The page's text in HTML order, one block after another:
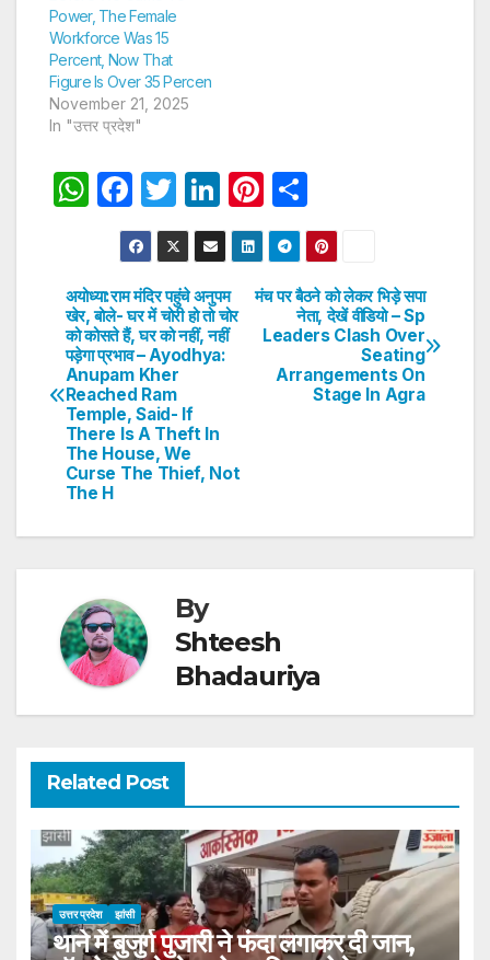
Power, The Female
Workforce Was 15
Percent, Now That
Figure Is Over 35 Percen
November 21, 2025
In "उत्तर प्रदेश"
W
s
A
p
p
F
a
c
e
b
o
o
k
T
w
itt
er
Li
n
k
e
dI
n
Pi
nt
er
e
st
h
ar
e
Post
navigation
मंच पर बैठने को लेकर भिड़े सपा
नेता, देखें वीडियो – Sp
Leaders Clash Over
Seating
Arrangements On
Stage In Agra
अयोध्या:राम मंदिर पहुंचे अनुपम
खेर, बोले- घर में चोरी हो तो चोर
को कोसते हैं, घर को नहीं, नहीं
पड़ेगा प्रभाव – Ayodhya:
Anupam Kher
Reached Ram
Temple, Said- If
There Is A Theft In
The House, We
Curse The Thief, Not
The H
By
Shteesh
Bhadauriya
Related Post
उत्तर प्रदेश झांसी
थाने में बुजुर्ग पुजारी ने फंदा लगाकर दी जान,